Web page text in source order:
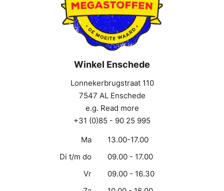
Winkel Enschede
Lonnekerbrugstraat 110
7547 AL Enschede
e.g. Read more
+31 (0)85 - 90 25 995
Ma
13.00-17.00
Di t/m do
09.00 - 17.00
Vr
09.00 - 16.30